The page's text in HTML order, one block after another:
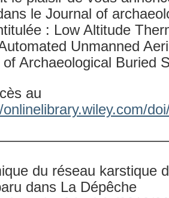
le Journal of
: Low Altitude
Unmanned
Archaeological Buried
au
du réseau karstique
dans La Dépêche